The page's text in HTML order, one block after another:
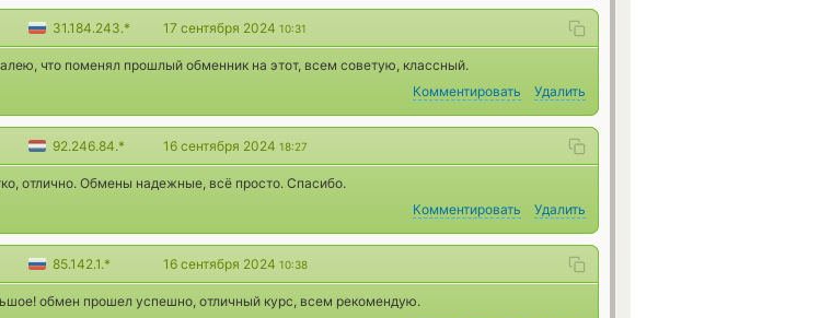
31.184.243.* 17 сентября 2024 10:31
что поменял прошлый обменник на этот, всем советую, классный.
Комментировать
Удалить
92.246.84.* 16 сентября 2024 18:27
отлично. Обмены надежные, всё просто. Спасибо.
Комментировать
Удалить
85.142.1.* 16 сентября 2024 10:38
обмен прошел успешно, отличный курс, всем рекомендую.